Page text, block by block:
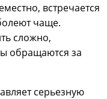
встречается
чаще.
сложно,
обращаются за
серьезную